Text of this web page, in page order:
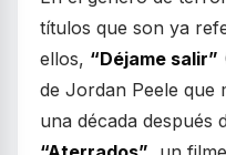
títulos que son ya
ellos, “Déjame salir”
de Jordan Peele que
una década después